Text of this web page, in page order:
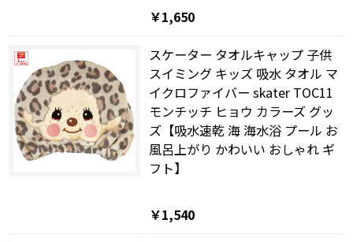
￥1,650
スケーター タオルキャップ 子供
スイミング キッズ 吸水 タオル マ
イクロファイバー skater TOC11
モンチッチ ヒョウ カラーズ グッ
ズ【吸水速乾 海 海水浴 プール お
風呂上がり かわいい おしゃれ ギ
フト】
￥1,540